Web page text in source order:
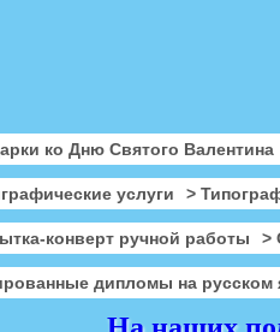
ко Дню Святого Валентина
услуги >
конверт ручной работы >
дипломы на русском